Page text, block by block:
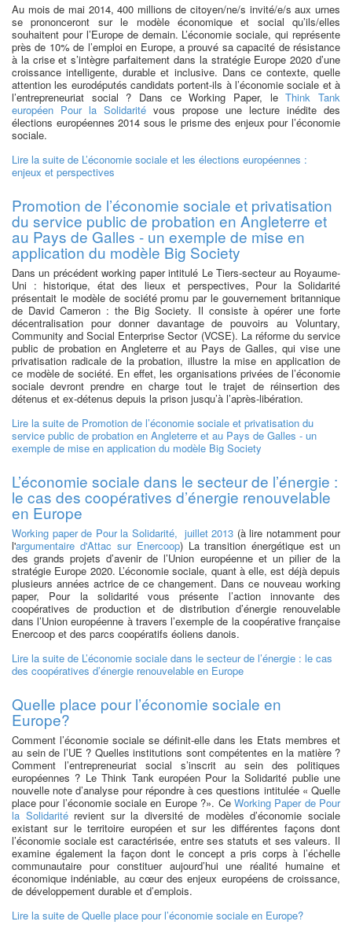
Au mois de mai 2014, 400 millions de citoyen/ne/s invité/e/s aux urnes
se prononceront sur le modèle économique et social qu’ils/elles
souhaitent pour l’Europe de demain. L’économie sociale, qui représente
près de 10% de l’emploi en Europe, a prouvé sa capacité de résistance
à la crise et s’intègre parfaitement dans la stratégie Europe 2020 d’une
croissance intelligente, durable et inclusive. Dans ce contexte, quelle
attention les eurodéputés candidats portent-ils à l’économie sociale et à
l’entrepreneuriat social ? Dans ce Working Paper, leThink Tank
européen Pour la Solidarité vous propose une lecture inédite des
élections européennes 2014 sous le prisme des enjeux pour l’économie
sociale.
Lire la suite de L’économie sociale et les élections européennes :
enjeux et perspectives
Promotion de l’économie sociale et privatisation
du service public de probation en Angleterre et
au Pays de Galles - un exemple de mise en
application du modèle Big Society
Dans un précédent working paper intitulé Le Tiers-secteur au Royaume-
Uni : historique, état des lieux et perspectives, Pour la Solidarité
présentait le modèle de société promu par le gouvernement britannique
de David Cameron : the Big Society. Il consiste à opérer une forte
décentralisation pour donner davantage de pouvoirs au Voluntary,
Community and Social Enterprise Sector (VCSE). La réforme du service
public de probation en Angleterre et au Pays de Galles, qui vise une
privatisation radicale de la probation, illustre la mise en application de
ce modèle de société. En effet, les organisations privées de l’économie
sociale devront prendre en charge tout le trajet de réinsertion des
détenus et ex-détenus depuis la prison jusqu’à l’après-libération.
Lire la suite de Promotion de l’économie sociale et privatisation du
service public de probation en Angleterre et au Pays de Galles - un
exemple de mise en application du modèle Big Society
L’économie sociale dans le secteur de l’énergie :
le cas des coopératives d’énergie renouvelable
en Europe
Working paper de Pour la Solidarité, juillet 2013 (à lire notamment pour
l'argumentaire d'Attac sur Enercoop) La transition énergétique est un
des grands projets d’avenir de l’Union européenne et un pilier de la
stratégie Europe 2020. L’économie sociale, quant à elle, est déjà depuis
plusieurs années actrice de ce changement. Dans ce nouveau working
paper, Pour la solidarité vous présente l’action innovante des
coopératives de production et de distribution d’énergie renouvelable
dans l’Union européenne à travers l’exemple de la coopérative française
Enercoop et des parcs coopératifs éoliens danois.
Lire la suite de L’économie sociale dans le secteur de l’énergie : le cas
des coopératives d’énergie renouvelable en Europe
Quelle place pour l’économie sociale en
Europe?
Comment l’économie sociale se définit-elle dans les Etats membres et
au sein de l’UE ? Quelles institutions sont compétentes en la matière ?
Comment l’entrepreneuriat social s’inscrit au sein des politiques
européennes ? Le Think Tank européen Pour la Solidarité publie une
nouvelle note d’analyse pour répondre à ces questions intitulée « Quelle
place pour l’économie sociale en Europe ?». Ce Working Paper de Pour
la Solidaritérevient sur la diversité de modèles d’économie sociale
existant sur le territoire européen et sur les différentes façons dont
l’économie sociale est caractérisée, entre ses statuts et ses valeurs. Il
examine également la façon dont le concept a pris corps à l’échelle
communautaire pour constituer aujourd’hui une réalité humaine et
économique indéniable, au cœur des enjeux européens de croissance,
de développement durable et d’emplois.
Lire la suite de Quelle place pour l’économie sociale en Europe?